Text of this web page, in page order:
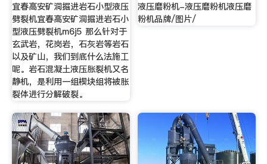
宜春高安矿洞掘进岩石小型液压
劈裂机宜春高安矿洞掘进岩石小
型液压劈裂机m6j5 那么针对于
玄武岩，花岗岩，石灰岩等岩石
以及矿山，我们到底什么法施工
呢。岩石混凝土液压胀裂机又名
静机，是利用一组楔块组将被胀
裂体进行分解破裂。
液压磨粉机-液压磨粉机液压磨
粉机品牌/图片/